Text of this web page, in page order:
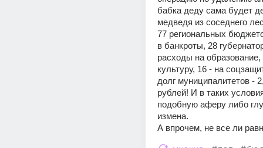
бабка деду сама будет
медведя из соседнего
77 региональных
в банкроты, 28
расходы на образование,
культуру, 16 - на
долг муниципалитетов -
рублей! И в таких
подобную аферу либо
измена.
А впрочем, не все ли